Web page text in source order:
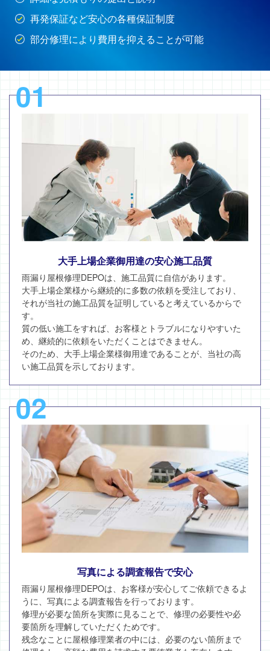
再発保証など安心の各種保証制度
部分修理により費用を抑えることが可能
01
大手上場企業御用達の安心施工品質
雨漏り屋根修理DEPOは、施工品質に自信があります。
大手上場企業様から継続的に多数の依頼を受注しており、
それが当社の施工品質を証明していると考えているからで
す。
質の低い施工をすれば、お客様とトラブルになりやすいた
め、継続的に依頼をいただくことはできません。
そのため、大手上場企業様御用達であることが、当社の高
い施工品質を示しております。
02
写真による調査報告で安心
雨漏り屋根修理DEPOは、お客様が安心してご依頼できるよ
うに、写真による調査報告を行っております。
修理が必要な箇所を実際に見ることで、修理の必要性や必
要箇所を理解していただくためです。
残念なことに屋根修理業者の中には、必要のない箇所まで